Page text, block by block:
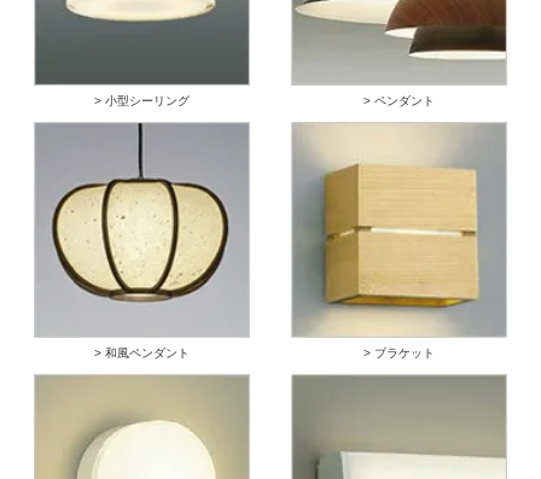
> 小型シーリング > ペンダント
> 和風ペンダント > ブラケット